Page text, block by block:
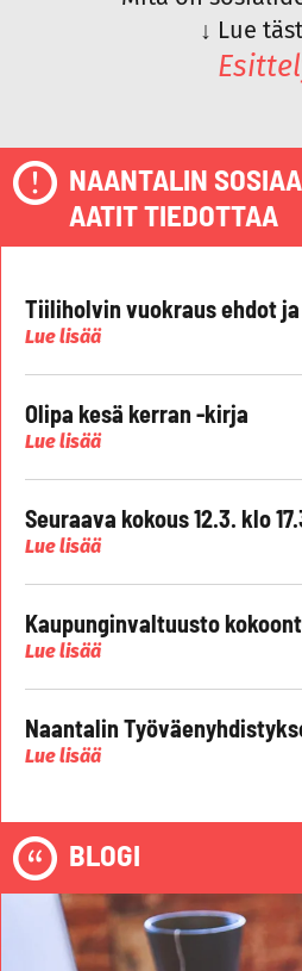
↓ Lue
NAANTALIN
AATIT TIEDOTTAA
Tiiliholvin vuokraus ehdot
Lue lisää
Olipa kesä kerran -kirja
Lue lisää
Seuraava kokous 12.3. klo
Lue lisää
Kaupunginvaltuusto
Lue lisää
Naantalin
Lue lisää
BLOGI